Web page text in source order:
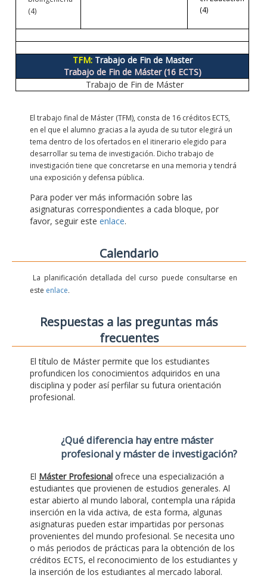
(4)
(4)
TFM: Trabajo de Fin de Master
Trabajo de Fin de Máster (16 ECTS)
Trabajo de Fin de Máster
El trabajo final de Máster (TFM), consta de 16 créditos ECTS,
en el que el alumno gracias a la ayuda de su tutor elegirá un
tema dentro de los ofertados en el itinerario elegido para
desarrollar su tema de investigación. Dicho trabajo de
investigación tiene que concretarse en una memoria y tendrá
una exposición y defensa pública.
Para poder ver más información sobre las
asignaturas correspondientes a cada bloque, por
favor, seguir este enlace.
Calendario
La planificación detallada del curso puede consultarse en
este enlace.
Respuestas a las preguntas más
frecuentes
El título de Máster permite que los estudiantes
profundicen los conocimientos adquiridos en una
disciplina y poder así perfilar su futura orientación
profesional.
¿Qué diferencia hay entre máster
profesional y máster de investigación?
El Máster Profesional ofrece una especialización a
estudiantes que provienen de estudios generales. Al
estar abierto al mundo laboral, contempla una rápida
inserción en la vida activa, de esta forma, algunas
asignaturas pueden estar impartidas por personas
provenientes del mundo profesional. Se necesita uno
o más periodos de prácticas para la obtención de los
créditos ECTS, el reconocimiento de los estudiantes y
la inserción de los estudiantes al mercado laboral.